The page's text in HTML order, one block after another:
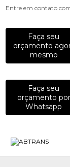
Entre em contato
Faça seu
orçamento
mesmo
Faça seu
orçamento por
Whatsapp